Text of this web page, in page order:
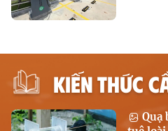
KIẾN THỨC
Quạ